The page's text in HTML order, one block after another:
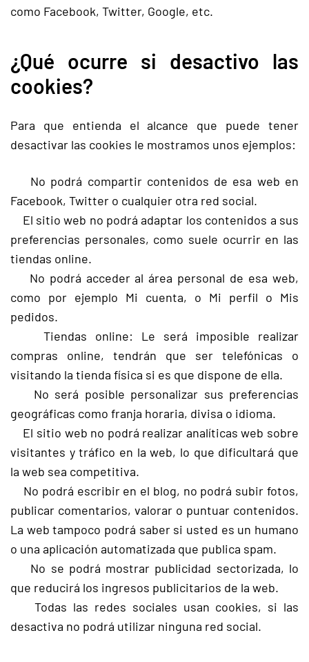
como Facebook, Twitter, Google, etc.
¿Qué ocurre si desactivo las
cookies?
Para que entienda el alcance que puede tener
desactivar las cookies le mostramos unos ejemplos:
No podrá compartir contenidos de esa web en
Facebook, Twitter o cualquier otra red social.
El sitio web no podrá adaptar los contenidos a sus
preferencias personales, como suele ocurrir en las
tiendas online.
No podrá acceder al área personal de esa web,
como por ejemplo Mi cuenta, o Mi perfil o Mis
pedidos.
Tiendas online: Le será imposible realizar
compras online, tendrán que ser telefónicas o
visitando la tienda física si es que dispone de ella.
No será posible personalizar sus preferencias
geográficas como franja horaria, divisa o idioma.
El sitio web no podrá realizar analíticas web sobre
visitantes y tráfico en la web, lo que dificultará que
la web sea competitiva.
No podrá escribir en el blog, no podrá subir fotos,
publicar comentarios, valorar o puntuar contenidos.
La web tampoco podrá saber si usted es un humano
o una aplicación automatizada que publica spam.
No se podrá mostrar publicidad sectorizada, lo
que reducirá los ingresos publicitarios de la web.
Todas las redes sociales usan cookies, si las
desactiva no podrá utilizar ninguna red social.